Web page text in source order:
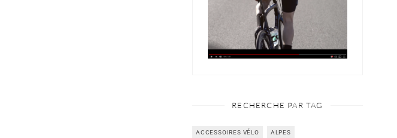
RECHERCHE PAR TAG
ACCESSOIRES VÉLO ALPES